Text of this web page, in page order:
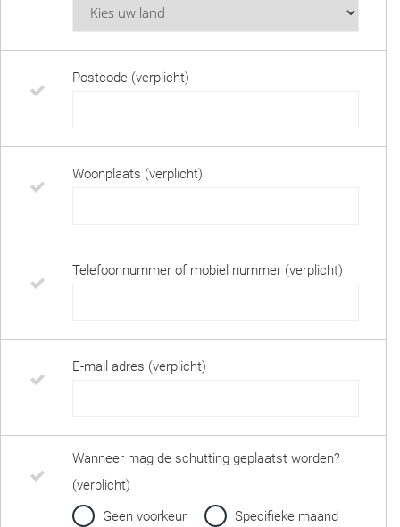
Postcode (verplicht)
Woonplaats (verplicht)
Telefoonnummer of mobiel nummer (verplicht)
E-mail adres (verplicht)
Wanneer mag de schutting geplaatst worden?
(verplicht)
Geen voorkeur
Specifieke maand